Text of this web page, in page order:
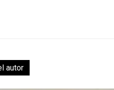
autor